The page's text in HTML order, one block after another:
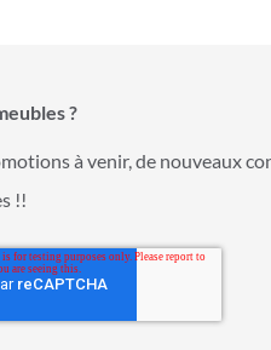
?
à venir, de nouveaux
!!